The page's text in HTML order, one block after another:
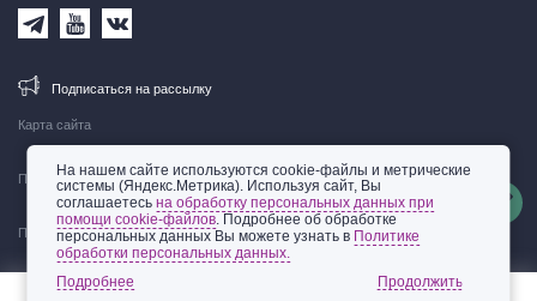
Карта сайта
Правовая информация
Политика обработки персональных данных
Подписаться на рассылку
© 2002-2026 ООО «Пепеляев Групп»
На нашем сайте используются cookie-файлы и метрические
системы (Яндекс.Метрика). Используя сайт, Вы
соглашаетесьна обработку персональных данных при
помощи cookie-файлов. Подробнее об обработке
персональных данных Вы можете узнать в Политике
обработки персональных данных.
Подробнее